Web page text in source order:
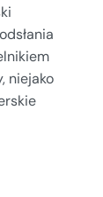
niejako